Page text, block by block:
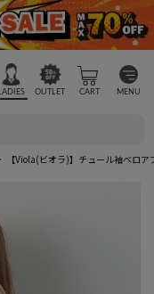
LADIES OUTLET CART MENU
【Viola(ビオラ)】チュール袖ベロ